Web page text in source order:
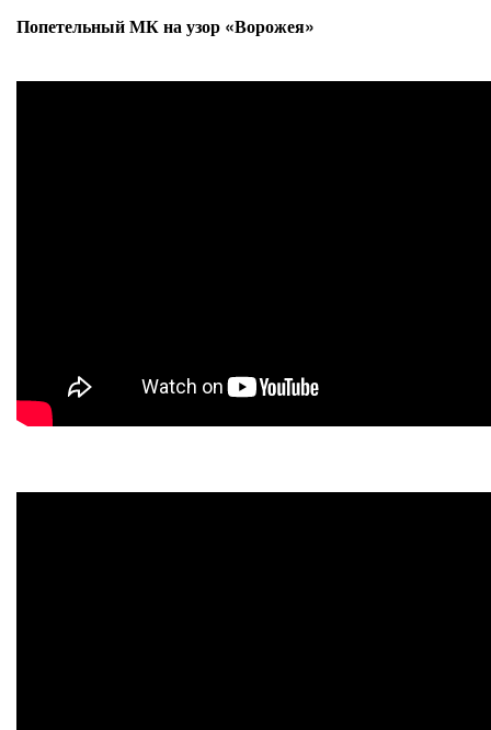
Попетельный МК на узор «Ворожея»